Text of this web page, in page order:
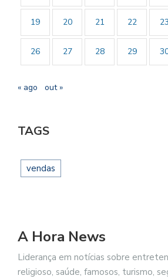
19 20 21 22 23
26 27 28 29
« ago out »
TAGS
vendas
A Hora News
Liderança em notícias sobre
religioso, saúde, famosos, turismo,